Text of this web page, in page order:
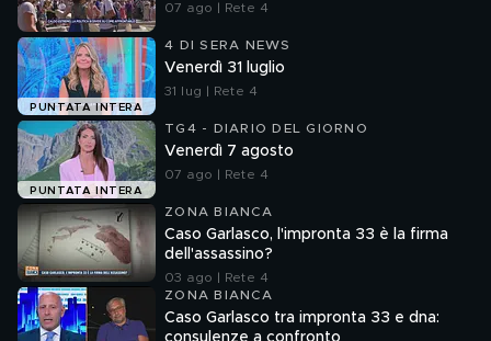
07 ago | Rete 4
PUNTATA INTERA
4 DI SERA NEWS
Venerdì 31 luglio
31 lug | Rete 4
PUNTATA INTERA
TG4 - DIARIO DEL GIORNO
Venerdì 7 agosto
07 ago | Rete 4
ZONA BIANCA
Caso Garlasco, l'impronta 33 è la firma
dell'assassino?
03 ago | Rete 4
ZONA BIANCA
Caso Garlasco tra impronta 33 e dna:
consulenze a confronto